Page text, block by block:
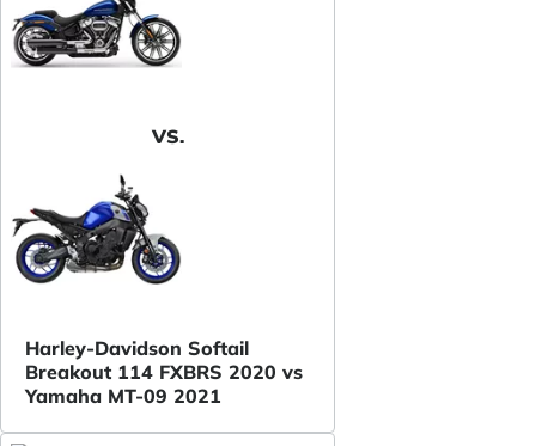
VS.
Harley-Davidson Softail
Breakout 114 FXBRS 2020 vs
Yamaha MT-09 2021